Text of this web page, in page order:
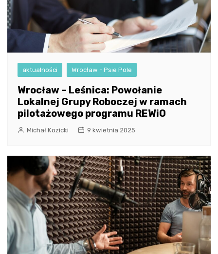
aktualności Wrocław - Psie Pole
Wrocław – Leśnica: Powołanie
Lokalnej Grupy Roboczej w ramach
pilotażowego programu REWiO
Michał Kozicki 9 kwietnia 2025